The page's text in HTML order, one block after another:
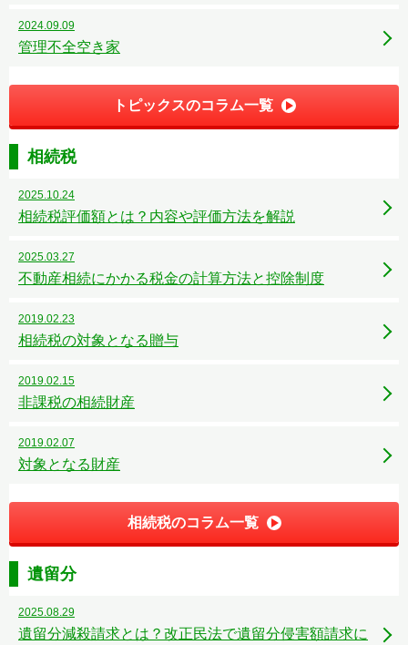
2024.09.09
管理不全空き家
トピックスのコラム一覧
相続税
2025.10.24
相続税評価額とは？内容や評価方法を解説
2025.03.27
不動産相続にかかる税金の計算方法と控除制度
2019.02.23
相続税の対象となる贈与
2019.02.15
非課税の相続財産
2019.02.07
対象となる財産
相続税のコラム一覧
遺留分
2025.08.29
遺留分減殺請求とは？改正民法で遺留分侵害額請求に